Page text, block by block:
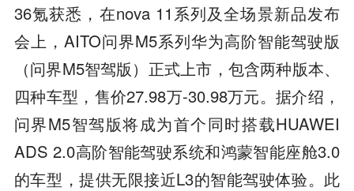
36氪获悉，在nova 11系列及全场景新品发布
会上，AITO问界M5系列华为高阶智能驾驶版
（问界M5智驾版）正式上市，包含两种版本、
四种车型，售价27.98万-30.98万元。据介绍，
问界M5智驾版将成为首个同时搭载HUAWEI
ADS 2.0⾼阶智能驾驶系统和鸿蒙智能座舱3.0
的车型，提供无限接近L3的智能驾驶体验。此